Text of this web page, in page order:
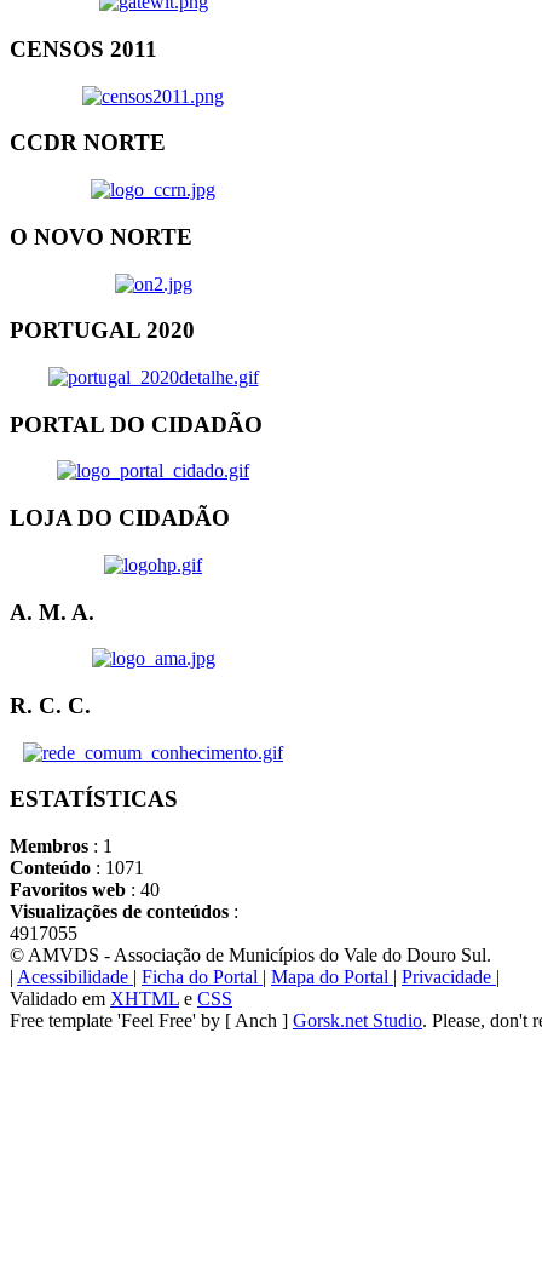
CENSOS 2011
CCDR NORTE
O NOVO NORTE
PORTUGAL 2020
PORTAL DO CIDADÃO
LOJA DO CIDADÃO
A. M. A.
R. C. C.
ESTATÍSTICAS
Membros : 1
Conteúdo : 1071
Favoritos web : 40
Visualizações de conteúdos :
4917055
© AMVDS - Associação de Municípios do Vale do Douro Sul.
| Acessibilidade | Ficha do Portal | Mapa do Portal | Privacidade |
Validado em XHTML e CSS
Free template 'Feel Free' by [ Anch ] Gorsk.net Studio. Please, don't